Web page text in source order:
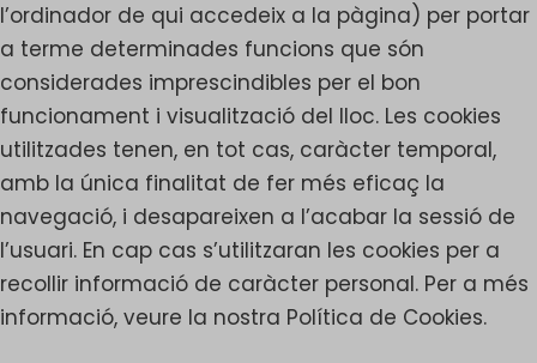
l’ordinador de qui accedeix a la pàgina) per portar
a terme determinades funcions que són
considerades imprescindibles per el bon
funcionament i visualització del lloc. Les cookies
utilitzades tenen, en tot cas, caràcter temporal,
amb la única finalitat de fer més eficaç la
navegació, i desapareixen a l’acabar la sessió de
l’usuari. En cap cas s’utilitzaran les cookies per a
recollir informació de caràcter personal. Per a més
informació, veure la nostra Política de Cookies.